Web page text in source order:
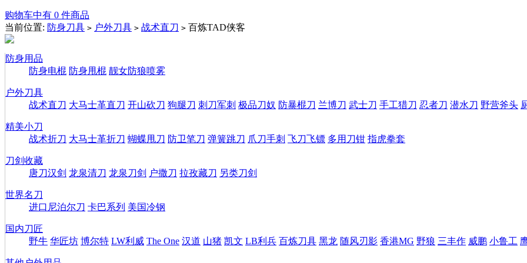
购物车中有 0 件商品
当前位置: 防身刀具 > 户外刀具 > 战术直刀 > 百炼TAD侠客
防身用品
防身电棍 防身甩棍 靓女防狼喷雾
户外刀具
战术直刀 大马士革直刀 开山砍刀 狗腿刀 刺刀军刺 极品刀奴 防暴棍刀 兰博刀 武士刀 手工猎刀 忍者刀 潜水刀 野营斧头
精美小刀
战术折刀 大马士革折刀 蝴蝶甩刀 防卫笔刀 弹簧跳刀 爪刀手刺 飞刀飞镖 多用刀钳 指虎拳套
刀剑收藏
唐刀汉剑 龙泉清刀 龙泉刀剑 户撒刀 拉孜藏刀 另类刀剑
世界名刀
进口尼泊尔刀 卡巴系列 美国冷钢
国内刀匠
野牛 华匠坊 博尔特 LW利威 The One 汉道 山猪 凯文 LB利兵 百炼刀具 黑龙 随风刃影 香港MG 野狼 三丰作 威鹏 小鲁工